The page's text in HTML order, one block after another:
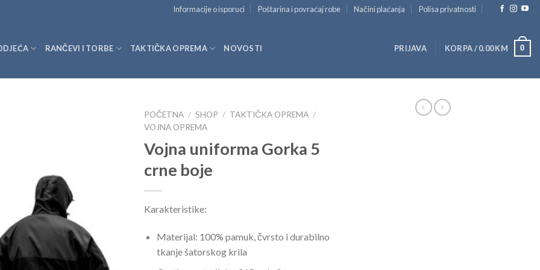
Informacije o isporuci Poštarina i povraćaj robe Načini plaćanja Polisa privatnosti
RANČEVI I TORBE TAKTIČKA OPREMA NOVOSTI PRIJAVA KORPA /0.00KM 0
POČETNA / SHOP / TAKTIČKA OPREMA /
VOJNA OPREMA
Vojna uniforma Gorka 5
crne boje
Karakteristike:
Materijal: 100% pamuk, čvrsto i durabilno
tkanje šatorskog krila